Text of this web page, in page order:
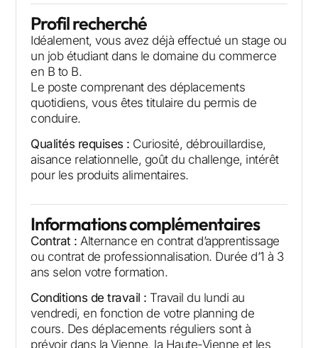
Profil recherché
Idéalement, vous avez déjà effectué un stage ou
un job étudiant dans le domaine du commerce
en B to B.
Le poste comprenant des déplacements
quotidiens, vous êtes titulaire du permis de
conduire.
Qualités requises : Curiosité, débrouillardise,
aisance relationnelle, goût du challenge, intérêt
pour les produits alimentaires.
Informations complémentaires
Contrat : Alternance en contrat d’apprentissage
ou contrat de professionnalisation. Durée d’1 à 3
ans selon votre formation.
Conditions de travail : Travail du lundi au
vendredi, en fonction de votre planning de
cours. Des déplacements réguliers sont à
prévoir dans la Vienne, la Haute-Vienne et les